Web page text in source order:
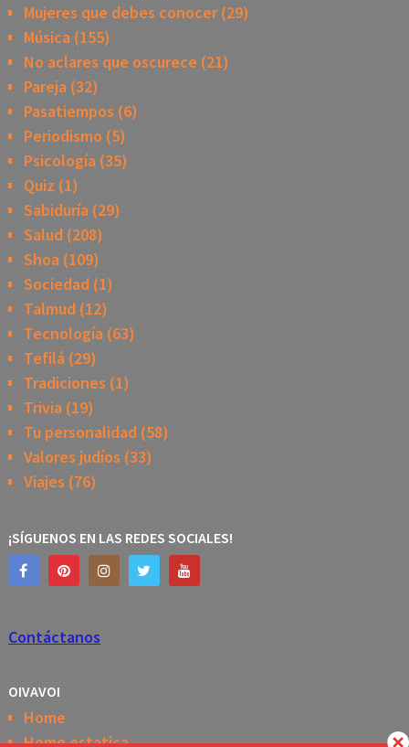
Mujeres que debes conocer(29)
Música(155)
No aclares que oscurece (21)
Pareja(32)
Pasatiempos (6)
Periodismo (5)
Psicología(35)
Quiz (1)
Sabiduría(29)
Salud (208)
Shoa(109)
Sociedad(1)
Talmud (12)
Tecnología(63)
Tefilá(29)
Tradiciones (1)
Trivia(19)
Tu personalidad(58)
Valores judíos (33)
Viajes (76)
¡SÍGUENOS EN LAS REDES SOCIALES!
Contáctanos
OIVAVOI
Home
Home estatica